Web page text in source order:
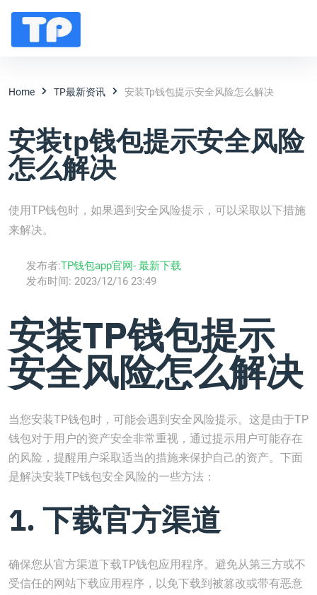
Home TP最新资讯 安装tp钱包提示安全风险怎么解决
安装tp钱包提示安全风险
怎么解决
使用TP钱包时，如果遇到安全风险提示，可以采取以下措施
来解决。
发布者:TP钱包app官网- 最新下载
发布时间: 2023/12/16 23:49
安装TP钱包提示
安全风险怎么解决
当您安装TP钱包时，可能会遇到安全风险提示。这是由于TP
钱包对于用户的资产安全非常重视，通过提示用户可能存在
的风险，提醒用户采取适当的措施来保护自己的资产。下面
是解决安装TP钱包安全风险的一些方法：
1. 下载官方渠道
确保您从官方渠道下载TP钱包应用程序。避免从第三方或不
受信任的网站下载应用程序，以免下载到被篡改或带有恶意